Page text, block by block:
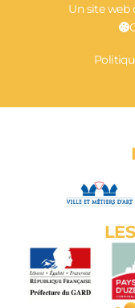
Un site web